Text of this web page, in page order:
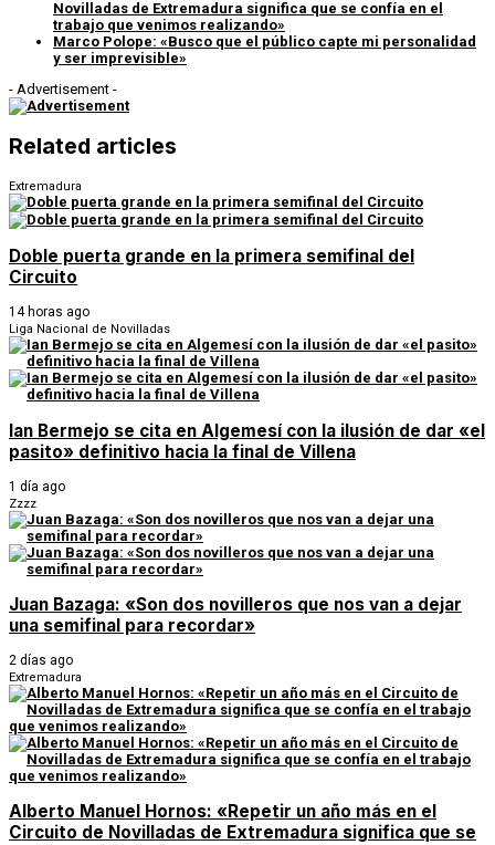
Novilladas de Extremadura significa que se confía en el
trabajo que venimos realizando»
Marco Polope: «Busco que el público capte mi personalidad
y ser imprevisible»
- Advertisement -
Related articles
Extremadura
Doble puerta grande en la primera semifinal del
Circuito
14 horas ago
Liga Nacional de Novilladas
Ian Bermejo se cita en Algemesí con la ilusión de dar «el
pasito» definitivo hacia la final de Villena
1 día ago
Zzzz
Juan Bazaga: «Son dos novilleros que nos van a dejar
una semifinal para recordar»
2 días ago
Extremadura
Alberto Manuel Hornos: «Repetir un año más en el
Circuito de Novilladas de Extremadura significa que se